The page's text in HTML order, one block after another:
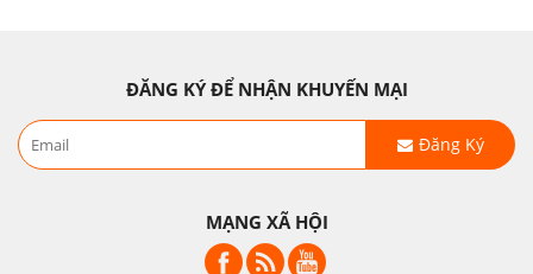
ĐĂNG KÝ ĐỂ NHẬN KHUYẾN MẠI
Đăng Ký
MẠNG XÃ HỘI